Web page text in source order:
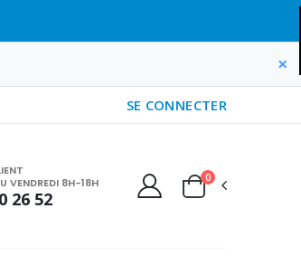
×
SE CONNECTER
VENDREDI 8H-18H
26 52
0